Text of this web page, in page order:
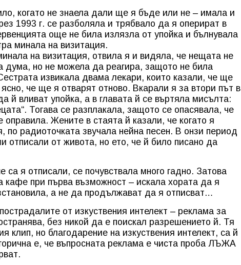
когато не знаела дали ще я бъде или не – имала и
1993 г. се разболяла и трябвало да я оперират в
още не била излязла от упойка и бълнувала
минала на визитация.
на визитация, отвила я и видяла, че нещата не
дума, но не можела да реагира, защото не била
извикала двама лекари, които казали, че ще
че ще я отварят отново. Вкарали я за втори път в
й вливат упойка, а в главата й се въртяла мисълта:
Тогава се разплакала, защото се опасявала, че
Жените в стаята й казали, че когато я
по радиоточката звучала нейна песен. В онзи период
отписали от живота, но ето, че й било писано да
са я отписали, се почувствала много гадно. Затова
при първа възможност – искала хората да я
а не да продължават да я отписват…
от изкуствения интелект – реклама за
без никой да е поискал разрешението й. Тя
клип, но благодарение на изкуствения интелект, са й
е, че въпросната реклама е чиста проба ЛЪЖА